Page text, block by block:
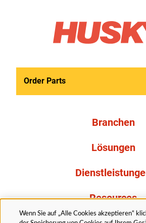
Order Parts
Branchen
Lösungen
Resources
Wenn Sie auf „Alle Cookies akzeptieren“